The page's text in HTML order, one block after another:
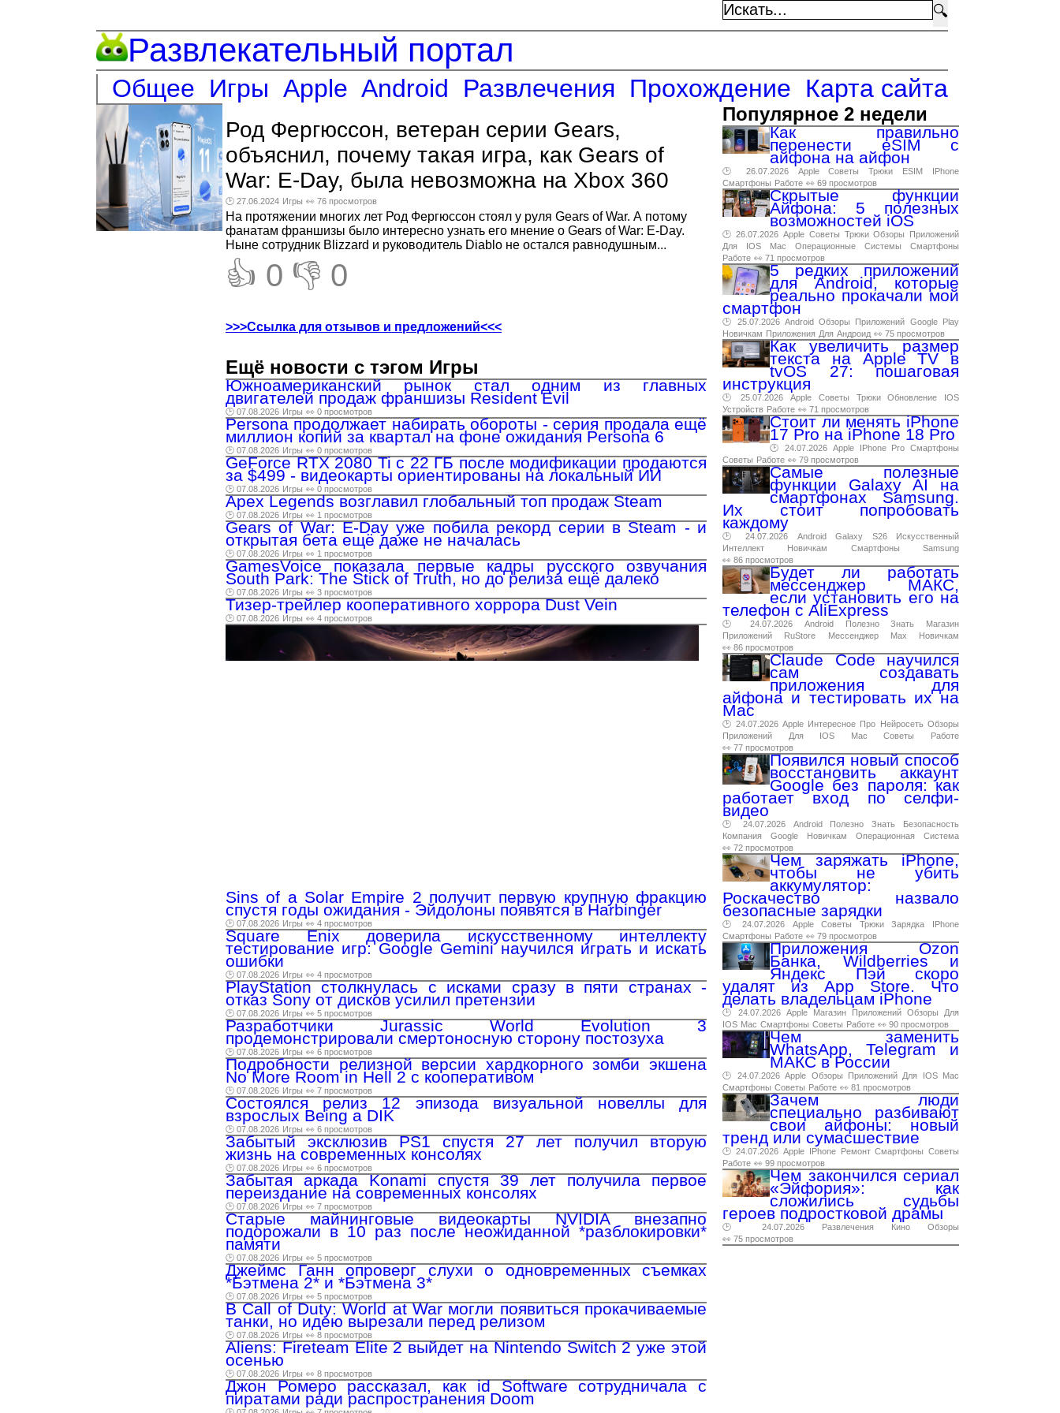
🔍
Развлекательный портал
Общее Игры Apple Android Развлечения Прохождение Карта сайта
Род Фергюссон, ветеран серии Gears,
объяснил, почему такая игра, как Gears of
War: E-Day, была невозможна на Xbox 360
🕑 27.06.2024 Игры 👀 76 просмотров
На протяжении многих лет Род Фергюссон стоял у руля Gears of War. А потому
фанатам франшизы было интересно узнать его мнение о Gears of War: E-Day.
Ныне сотрудник Blizzard и руководитель Diablo не остался равнодушным...
👍 0 👎 0
>>>Ссылка для отзывов и предложений<<<
Ещё новости с тэгом Игры
Южноамериканский рынок стал одним из главных
двигателей продаж франшизы Resident Evil
🕑 07.08.2026 Игры 👀 0 просмотров
Persona продолжает набирать обороты - серия продала ещё
миллион копий за квартал на фоне ожидания Persona 6
🕑 07.08.2026 Игры 👀 0 просмотров
GeForce RTX 2080 Ti с 22 ГБ после модификации продаются
за $499 - видеокарты ориентированы на локальный ИИ
🕑 07.08.2026 Игры 👀 0 просмотров
Apex Legends возглавил глобальный топ продаж Steam
🕑 07.08.2026 Игры 👀 1 просмотров
Gears of War: E-Day уже побила рекорд серии в Steam - и
открытая бета ещё даже не началась
🕑 07.08.2026 Игры 👀 1 просмотров
GamesVoice показала первые кадры русского озвучания
South Park: The Stick of Truth, но до релиза ещё далеко
🕑 07.08.2026 Игры 👀 3 просмотров
Тизер-трейлер кооперативного хоррора Dust Vein
🕑 07.08.2026 Игры 👀 4 просмотров
Sins of a Solar Empire 2 получит первую крупную фракцию
спустя годы ожидания - Эйдолоны появятся в Harbinger
🕑 07.08.2026 Игры 👀 4 просмотров
Square Enix доверила искусственному интеллекту
тестирование игр: Google Gemini научился играть и искать
ошибки
🕑 07.08.2026 Игры 👀 4 просмотров
PlayStation столкнулась с исками сразу в пяти странах -
отказ Sony от дисков усилил претензии
🕑 07.08.2026 Игры 👀 5 просмотров
Разработчики Jurassic World Evolution 3
продемонстрировали смертоносную сторону постозуха
🕑 07.08.2026 Игры 👀 6 просмотров
Подробности релизной версии хардкорного зомби экшена
No More Room in Hell 2 с кооперативом
🕑 07.08.2026 Игры 👀 7 просмотров
Состоялся релиз 12 эпизода визуальной новеллы для
взрослых Being a DIK
🕑 07.08.2026 Игры 👀 6 просмотров
Забытый эксклюзив PS1 спустя 27 лет получил вторую
жизнь на современных консолях
🕑 07.08.2026 Игры 👀 6 просмотров
Забытая аркада Konami спустя 39 лет получила первое
переиздание на современных консолях
🕑 07.08.2026 Игры 👀 7 просмотров
Старые майнинговые видеокарты NVIDIA внезапно
подорожали в 10 раз после неожиданной *разблокировки*
памяти
🕑 07.08.2026 Игры 👀 5 просмотров
Джеймс Ганн опроверг слухи о одновременных съемках
*Бэтмена 2* и *Бэтмена 3*
🕑 07.08.2026 Игры 👀 5 просмотров
В Call of Duty: World at War могли появиться прокачиваемые
танки, но идею вырезали перед релизом
🕑 07.08.2026 Игры 👀 8 просмотров
Aliens: Fireteam Elite 2 выйдет на Nintendo Switch 2 уже этой
осенью
🕑 07.08.2026 Игры 👀 8 просмотров
Джон Ромеро рассказал, как id Software сотрудничала с
пиратами ради распространения Doom
Популярное 2 недели
Как правильно
перенести eSIM с
айфона на айфон
🕑 26.07.2026 Apple Советы Трюки ESIM
IPhone
Смартфоны Работе 👀 69 просмотров
Скрытые функции
Айфона: 5 полезных
возможностей iOS
🕑 26.07.2026 Apple Советы Трюки Обзоры
Приложений
Для
IOS Mac Операционные Системы
Смартфоны
Работе 👀 71 просмотров
5 редких приложений
для Android, которые
реально прокачали мой
смартфон
🕑 25.07.2026 Android Обзоры Приложений Google
Play
Новичкам Приложения Для Андроид 👀 75 просмотров
Как увеличить размер
текста на Apple TV в
tvOS 27: пошаговая
инструкция
🕑 25.07.2026 Apple Советы Трюки Обновление
IOS
Устройств Работе 👀 71 просмотров
Стоит ли менять iPhone
17 Pro на iPhone 18 Pro
🕑 24.07.2026 Apple IPhone Pro Смартфоны
Советы Работе 👀 79 просмотров
Самые полезные
функции Galaxy AI на
смартфонах Samsung.
Их стоит попробовать
каждому
🕑 24.07.2026 Android Galaxy S26
Искусственный
Интеллект
Новичкам Смартфоны
Samsung
👀 86 просмотров
Будет ли работать
мессенджер МАКС,
если установить его на
телефон с AliExpress
🕑 24.07.2026 Android Полезно Знать
Магазин
Приложений
RuStore Мессенджер Max
Новичкам
👀 86 просмотров
Claude Code научился
сам создавать
приложения для
айфона и тестировать их на
Mac
🕑 24.07.2026 Apple Интересное Про Нейросеть Обзоры
Приложений
Для IOS Mac Советы
Работе
👀 77 просмотров
Появился новый способ
восстановить аккаунт
Google без пароля: как
работает вход по селфи-
видео
🕑 24.07.2026 Android Полезно Знать
Безопасность
Компания
Google Новичкам Операционная
Система
👀 72 просмотров
Чем заряжать iPhone,
чтобы не убить
аккумулятор:
Роскачество назвало
безопасные зарядки
🕑 24.07.2026 Apple Советы Трюки Зарядка
IPhone
Смартфоны Работе 👀 79 просмотров
Приложения Ozon
Банка, Wildberries и
Яндекс Пэй скоро
удалят из App Store. Что
делать владельцам iPhone
🕑 24.07.2026 Apple Магазин Приложений Обзоры
Для
IOS Mac Смартфоны Советы Работе 👀 90 просмотров
Чем заменить
WhatsApp, Telegram и
МАКС в России
🕑 24.07.2026 Apple Обзоры Приложений Для IOS
Mac
Смартфоны Советы Работе 👀 81 просмотров
Зачем люди
специально разбивают
свои айфоны: новый
тренд или сумасшествие
🕑 24.07.2026 Apple IPhone Ремонт Смартфоны Советы
Работе 👀 99 просмотров
Чем закончился сериал
«Эйфория»: как
сложились судьбы
героев подростковой драмы
🕑 24.07.2026 Развлечения Кино
Обзоры
👀 75 просмотров